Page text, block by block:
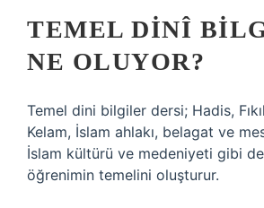
TEMEL DINÎ
NE OLUYOR?
Temel dini bilgiler dersi; Hadis,
Kelam, İslam ahlakı, belagat ve
İslam kültürü ve medeniyeti gibi
öğrenimin temelini oluşturur.